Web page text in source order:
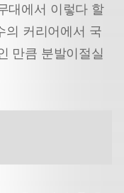
대에서 이렇다 할
의 커리어에서 국
만큼 분발이절실